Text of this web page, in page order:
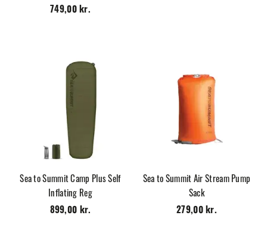
749,00 kr.
Sea to Summit Camp Plus Self
Inflating Reg
899,00 kr.
Sea to Summit Air Stream Pump
Sack
279,00 kr.